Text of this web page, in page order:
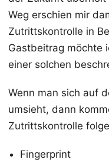
Weg erschien mir
Zutrittskontrolle in
Gastbeitrag möchte
einer solchen
Wenn man sich auf
umsieht, dann
Zutrittskontrolle
Fingerprint